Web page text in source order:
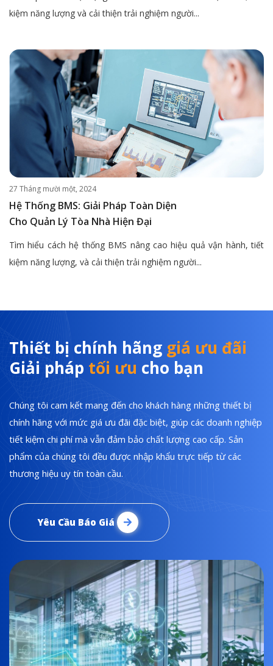
kiệm năng lượng và cải thiện trải nghiệm người...
27 Tháng mười một, 2024
Hệ Thống BMS: Giải Pháp Toàn Diện
Cho Quản Lý Tòa Nhà Hiện Đại
Tìm hiểu cách hệ thống BMS nâng cao hiệu quả vận hành, tiết
kiệm năng lượng, và cải thiện trải nghiệm người...
Thiết bị chính hãng giá ưu đãi
Giải pháp tối ưu cho bạn
Chúng tôi cam kết mang đến cho khách hàng những thiết bị
chính hãng với mức giá ưu đãi đặc biệt, giúp các doanh nghiệp
tiết kiệm chi phí mà vẫn đảm bảo chất lượng cao cấp. Sản
phẩm của chúng tôi đều được nhập khẩu trực tiếp từ các
thương hiệu uy tín toàn cầu.
Yêu Cầu Báo Giá